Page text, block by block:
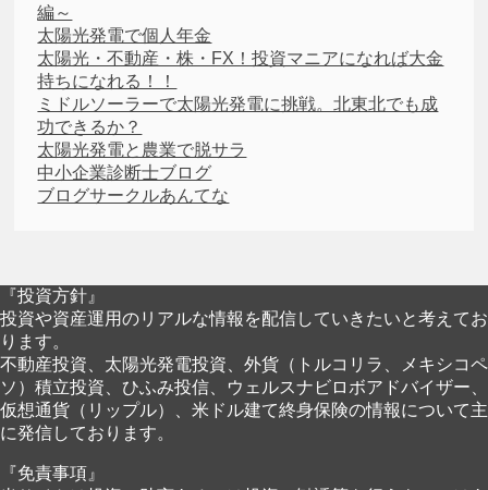
編～
太陽光発電で個人年金
太陽光・不動産・株・FX！投資マニアになれば大金
持ちになれる！！
ミドルソーラーで太陽光発電に挑戦。北東北でも成
功できるか？
太陽光発電と農業で脱サラ
中小企業診断士ブログ
ブログサークルあんてな
『投資方針』
投資や資産運用のリアルな情報を配信していきたいと考えてお
ります。
不動産投資、太陽光発電投資、外貨（トルコリラ、メキシコペ
ソ）積立投資、ひふみ投信、ウェルスナビロボアドバイザー、
仮想通貨（リップル）、米ドル建て終身保険の情報について主
に発信しております。
『免責事項』